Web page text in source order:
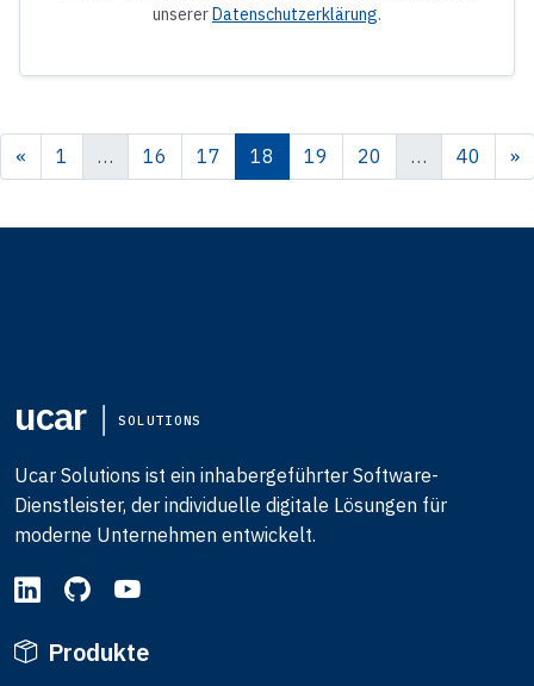
unsererDatenschutzerklärung.
« 1 … 16 17 18 19 20 … 40 »
ucar SOLUTIONS
Ucar Solutions ist ein inhabergeführter Software-
Dienstleister, der individuelle digitale Lösungen für
moderne Unternehmen entwickelt.
Produkte